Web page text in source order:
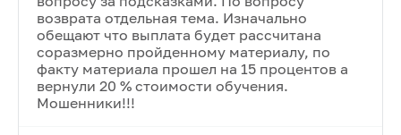
возврата отдельная тема. Изначально
обещают что выплата будет рассчитана
соразмерно пройденному материалу, по
факту материала прошел на 15 процентов а
вернули 20 % стоимости обучения.
Мошенники!!!